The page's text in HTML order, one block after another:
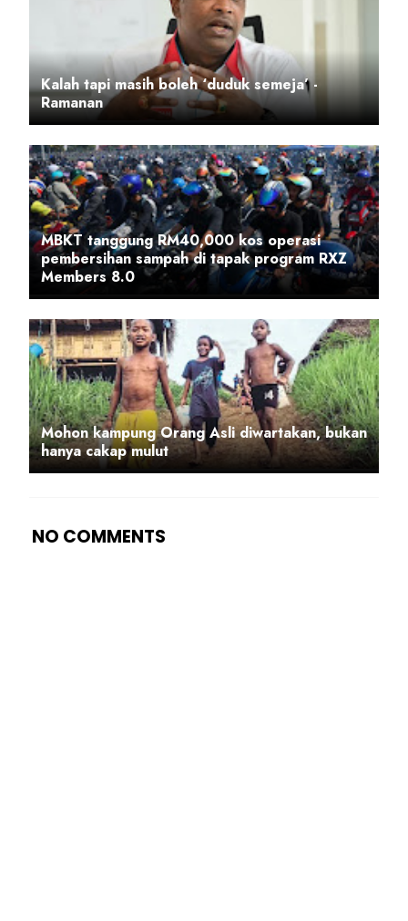
Kalah tapi masih boleh ‘duduk semeja’ -
Ramanan
MBKT tanggung RM40,000 kos operasi
pembersihan sampah di tapak program RXZ
Members 8.0
Mohon kampung Orang Asli diwartakan, bukan
hanya cakap mulut
NO COMMENTS